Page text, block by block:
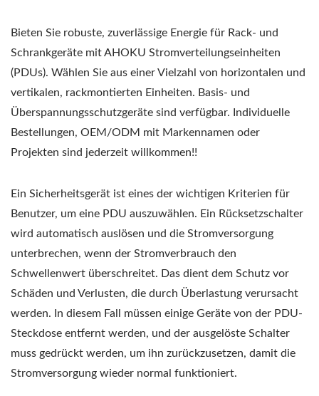
Bieten Sie robuste, zuverlässige Energie für Rack- und
Schrankgeräte mit AHOKU Stromverteilungseinheiten
(PDUs). Wählen Sie aus einer Vielzahl von horizontalen und
vertikalen, rackmontierten Einheiten. Basis- und
Überspannungsschutzgeräte sind verfügbar. Individuelle
Bestellungen, OEM/ODM mit Markennamen oder
Projekten sind jederzeit willkommen!!
Ein Sicherheitsgerät ist eines der wichtigen Kriterien für
Benutzer, um eine PDU auszuwählen. Ein Rücksetzschalter
wird automatisch auslösen und die Stromversorgung
unterbrechen, wenn der Stromverbrauch den
Schwellenwert überschreitet. Das dient dem Schutz vor
Schäden und Verlusten, die durch Überlastung verursacht
werden. In diesem Fall müssen einige Geräte von der PDU-
Steckdose entfernt werden, und der ausgelöste Schalter
muss gedrückt werden, um ihn zurückzusetzen, damit die
Stromversorgung wieder normal funktioniert.